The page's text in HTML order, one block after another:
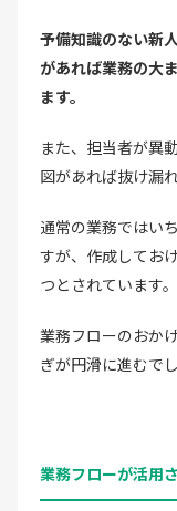
予備知識のない新
があれば業務の大
ます。
また、担当者が異
図があれば抜け漏
通常の業務ではい
すが、作成してお
つとされています。
業務フローのおか
ぎが円滑に進むでし
業務フローが活用